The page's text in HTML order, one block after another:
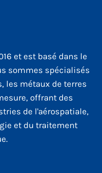
et est basé dans le
sommes spécialisés
les métaux de terres
offrant des
de l'aérospatiale,
et du traitement